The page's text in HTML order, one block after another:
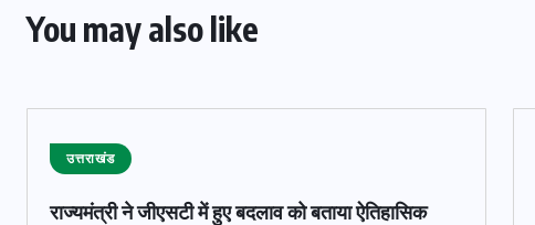
You may also like
उत्तराखंड
राज्यमंत्री ने जीएसटी में हुए बदलाव को बताया ऐतिहासिक